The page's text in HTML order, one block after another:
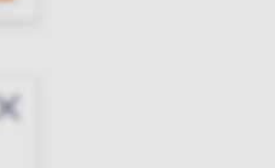
Sluit modal